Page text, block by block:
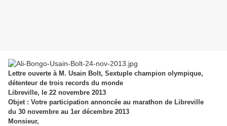
Lettre ouverte à M. Usain Bolt, Sextuple champion olympique,
détenteur de trois records du monde
Libreville, le 22 novembre 2013
Objet : Votre participation annoncée au marathon de Libreville
du 30 novembre au 1er décembre 2013
Monsieur,